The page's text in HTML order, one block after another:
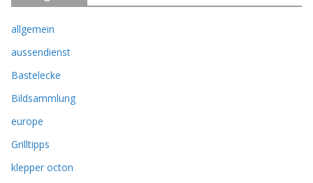
allgemein
aussendienst
Bastelecke
Bildsammlung
europe
Grilltipps
klepper octon